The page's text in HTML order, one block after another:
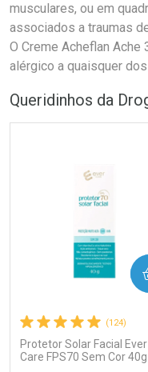
musculares, ou em
associados a traumas
O Creme Acheflan
alérgico a quaisquer
Queridinhos da
(124)
Protetor Solar Facial Ever
Care FPS70 Sem Cor 40g
COMPRAR